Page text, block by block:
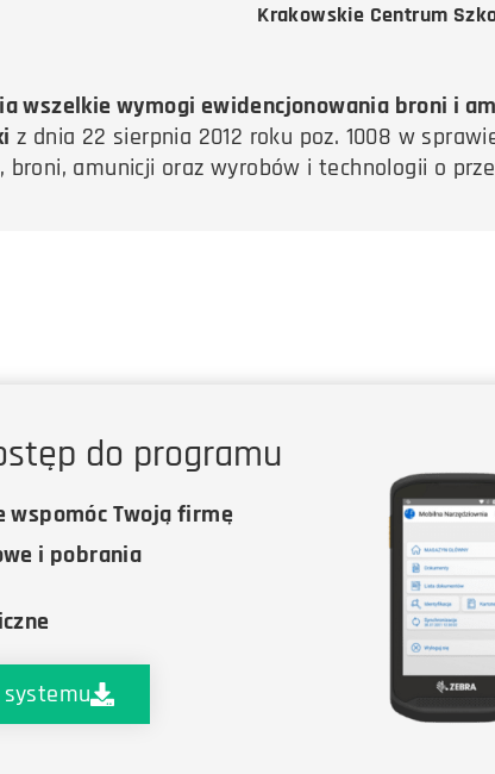
Krakowskie Centrum
wszelkie wymogi ewidencjonowania broni i
z dnia 22 sierpnia 2012 roku poz. 1008 w
amunicji oraz wyrobów i technologii o
do programu
wspomóc Twoją firmę
i pobrania
systemu